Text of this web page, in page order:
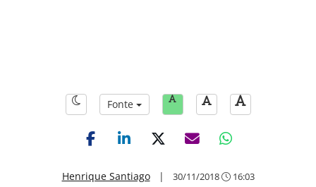
Fonte
Henrique Santiago| 30/11/2018 16:03